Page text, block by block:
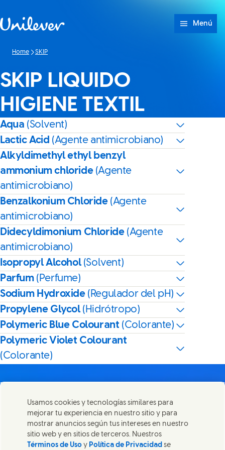
Menú
Home SKIP
SKIP LIQUIDO
HIGIENE TEXTIL
Aqua (Solvent)
Lactic Acid (Agente antimicrobiano)
Alkyldimethyl ethyl benzyl
ammonium chloride (Agente
antimicrobiano)
Benzalkonium Chloride (Agente
antimicrobiano)
Didecyldimonium Chloride (Agente
antimicrobiano)
Isopropyl Alcohol(Solvent)
Parfum (Perfume)
Sodium Hydroxide (Regulador del pH)
Propylene Glycol(Hidrótropo)
Polymeric Blue Colourant (Colorante)
Polymeric Violet Colourant
(Colorante)
Comparte esta página
Share this page on Facebook
Share this page on X
Share this page on
Share this page on
Contáctanos
Ponte en contacto con Unilever y nuestros equipos de
Usamos cookies y tecnologías similares para
mejorar tu experiencia en nuestro sitio y para
mostrar anuncios según tus intereses en nuestro
sitio web y en sitios de terceros. Nuestros
Términos de Uso y Política de Privacidadse